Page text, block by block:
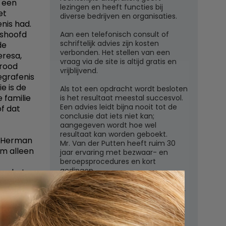
had.
is de
familie
dat
alleen
het
te
Maar
lezingen en heeft functies bij
diverse bedrijven en organisaties.
Aan een telefonisch consult of
schriftelijk advies zijn kosten
verbonden. Het stellen van een
vraag via de site is altijd gratis en
vrijblijvend.
Als tot een opdracht wordt besloten
is het resultaat meestal succesvol.
Een advies leidt bijna nooit tot de
conclusie dat iets niet kan;
aangegeven wordt hoe wel
resultaat kan worden geboekt.
Mr. Van der Putten heeft ruim 30
jaar ervaring met bezwaar- en
beroepsprocedures en kort
gedingen.
Juridisch adviesbureau mr. W.G.H.M.
van der Putten c.s.
Zutphensestraatweg 7
6881 WN Velp (Gld)